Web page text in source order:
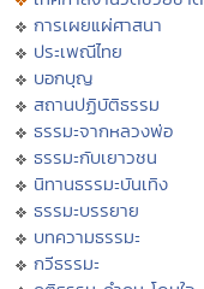
การเผยแผ่ศาสนา
ประเพณีไทย
บอกบุญ
สถานปฏิบัติธรรม
ธรรมะจากหลวงพ่อ
ธรรมะกับเยาวชน
นิทานธรรมะบันเทิง
ธรรมะบรรยาย
บทความธรรมะ
กวีธรรมะ